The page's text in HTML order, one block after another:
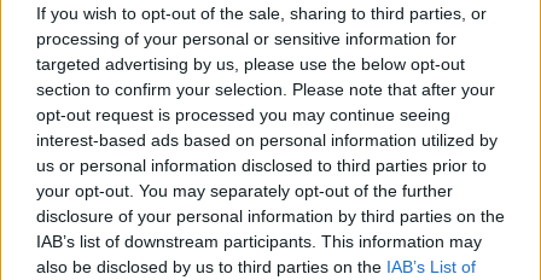
If you wish to opt-out of the sale, sharing to third parties, or
processing of your personal or sensitive information for
targeted advertising by us, please use the below opt-out
section to confirm your selection. Please note that after your
opt-out request is processed you may continue seeing
interest-based ads based on personal information utilized by
us or personal information disclosed to third parties prior to
your opt-out. You may separately opt-out of the further
disclosure of your personal information by third parties on the
IAB’s list of downstream participants. This information may
also be disclosed by us to third parties on the IAB’s List of
Ideale sarebbe per lui poter avere una sala tutta a sua disposizione
perché la ronda gli sta un po’ stretta dato la marea di esecuzioni
esaltanti che vorrebbe fare.
A voi scoprire i veri volti di questi moschettieri…
Maria Caruso